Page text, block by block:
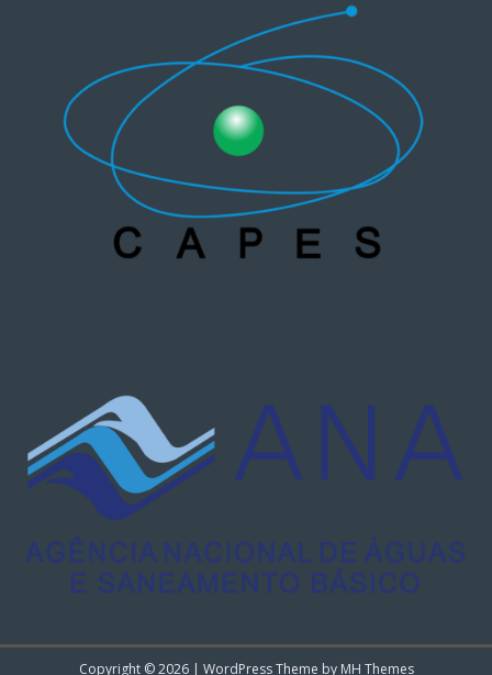
Copyright © 2026 | WordPress Theme by MH Themes